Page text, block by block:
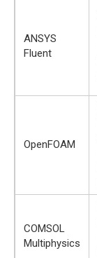
ANSYS
Fluent
OpenFOAM
COMSOL
Multiphysics